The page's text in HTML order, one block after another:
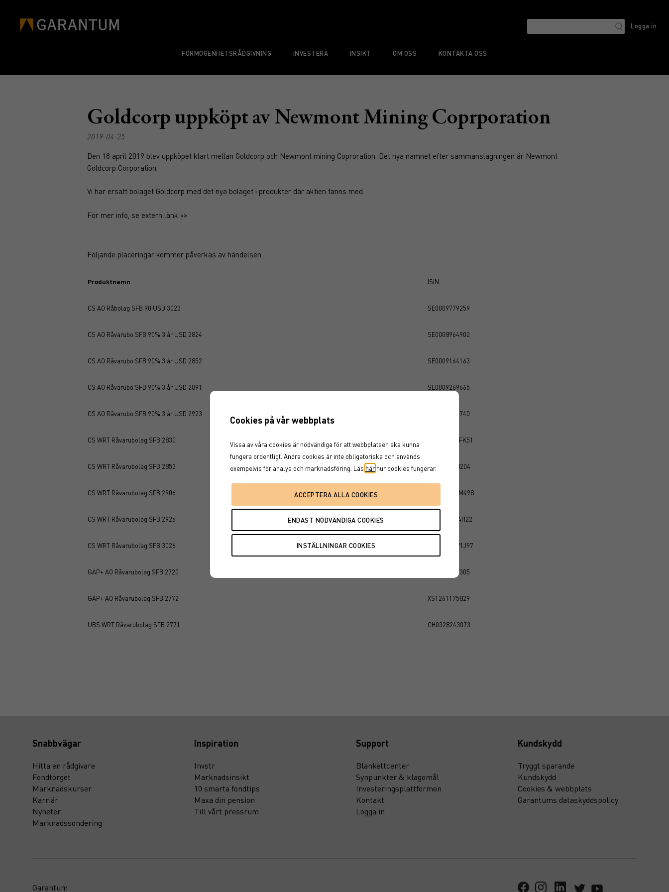
Logga in
FÖRMÖGENHETSRÅDGIVNING INVESTERA INSIKT OM OSS KONTAKTA OSS
Goldcorp uppköpt av Newmont Mining Coprporation
2019-04-25
Den 18 april 2019 blev uppköpet klart mellan Goldcorp och Newmont mining Coproration. Det nya namnet efter sammanslagningen är Newmont
Goldcorp Corporation.
Vi har ersatt bolaget Goldcorp med det nya bolaget i produkter där aktien fanns med.
För mer info, se extern länk >>
Följande placeringar kommer påverkas av händelsen
Produktnamn ISIN
CS AO Råbolag SFB 90 USD 3023 SE0009779259
CS AO Råvarubo SFB 90% 3 år USD 2824 SE0008964902
CS AO Råvarubo SFB 90% 3 år USD 2852 SE0009164163
CS AO Råvarubo SFB 90% 3 år USD 2891 SE0009269665
CS AO Råvarubo SFB 90% 3 år USD 2923 SE0009495740
CS WRT Råvarubolag SFB 2830 GB00BZCGFK51
CS WRT Råvarubolag SFB 2853 CH0305148204
CS WRT Råvarubolag SFB 2906 GB00BDR6M498
CS WRT Råvarubolag SFB 2926 GB00BYYS4H22
CS WRT Råvarubolag SFB 3026 GB00BD3W1J97
GAP+ AO Råvarubolag SFB 2720 XS1261167305
GAP+ AO Råvarubolag SFB 2772 XS1261175829
UBS WRT Råvarubolag SFB 2771 CH0328243073
Snabbvägar
Hitta en rådgivare
Fondtorget
Marknadskurser
Karriär
Nyheter
Marknadssondering
Inspiration
Invstr
Marknadsinsikt
10 smarta fondtips
Maxa din pension
Till vårt pressrum
Support
Blankettcenter
Synpunkter & klagomål
Investeringsplattformen
Kontakt
Logga in
Kundskydd
Tryggt sparande
Kundskydd
Cookies & webbplats
Garantums dataskyddspolicy
Garantum
Cookies på vår webbplats
Vissa av våra cookies är nödvändiga för att webbplatsen ska kunna
fungera ordentligt. Andra cookies är inte obligatoriska och används
exempelvis för analys och marknadsföring. Läs här hur cookies fungerar.